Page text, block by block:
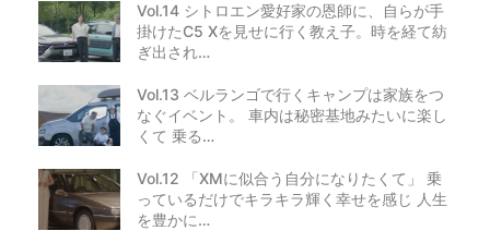
Vol.14 シトロエン愛好家の恩師に、自らが手
掛けたC5 Xを見せに行く教え子。時を経て紡
ぎ出され…
Vol.13 ベルランゴで行くキャンプは家族をつ
なぐイベント。 車内は秘密基地みたいに楽し
くて 乗る…
Vol.12 「XMに似合う自分になりたくて」 乗
っているだけでキラキラ輝く幸せを感じ 人生
を豊かに…